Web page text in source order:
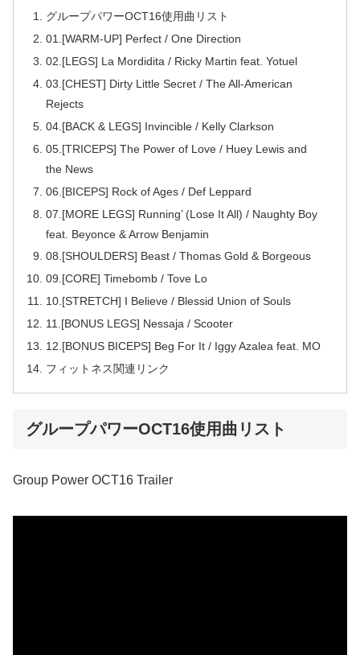
グループパワーOCT16使用曲リスト
01.[WARM-UP] Perfect / One Direction
02.[LEGS] La Mordidita / Ricky Martin feat. Yotuel
03.[CHEST] Dirty Little Secret / The All-American
Rejects
04.[BACK & LEGS] Invincible / Kelly Clarkson
05.[TRICEPS] The Power of Love / Huey Lewis and
the News
06.[BICEPS] Rock of Ages / Def Leppard
07.[MORE LEGS] Running’ (Lose It All) / Naughty Boy
feat. Beyonce & Arrow Benjamin
08.[SHOULDERS] Beast / Thomas Gold & Borgeous
09.[CORE] Timebomb / Tove Lo
10.[STRETCH] I Believe / Blessid Union of Souls
11.[BONUS LEGS] Nessaja / Scooter
12.[BONUS BICEPS] Beg For It / Iggy Azalea feat. MO
フィットネス関連リンク
グループパワーOCT16使用曲リスト
Group Power OCT16 Trailer